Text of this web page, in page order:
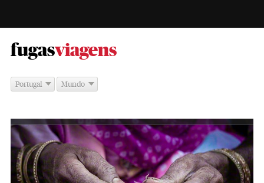
fugas -
viagens
Portugal Mundo